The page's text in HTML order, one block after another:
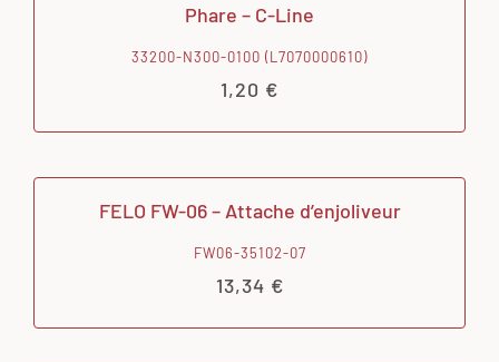
Phare – C-Line
33200-N300-0100 (L7070000610)
1,20 €
FELO FW-06 – Attache d’enjoliveur
FW06-35102-07
13,34 €